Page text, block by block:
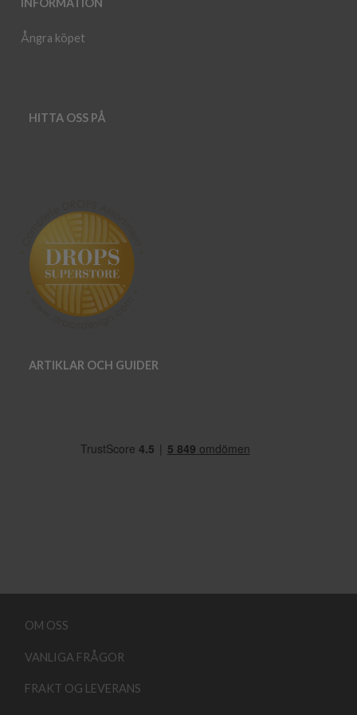
INFORMATION
Ångra köpet
HITTA OSS PÅ
ARTIKLAR OCH GUIDER
OM OSS
VANLIGA FRÅGOR
FRAKT OG LEVERANS